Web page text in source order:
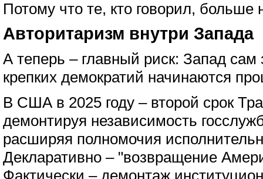
Потому что те, кто говорил, больше
Авторитаризм внутри Запада
А теперь – главный риск: Запад сам
крепких демократий начинаются
В США в 2025 году – второй срок
демонтируя независимость
расширяя полномочия
Декларативно – "возвращение
Фактически – демонтаж